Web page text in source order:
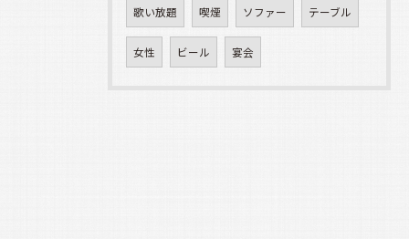
歌い放題 喫煙 ソファー テーブル
女性 ビール 宴会